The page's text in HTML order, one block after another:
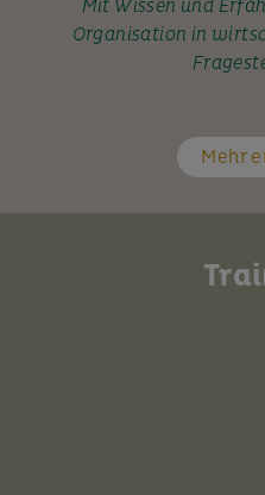
Mit Wissen und
Organisation in
Mehr